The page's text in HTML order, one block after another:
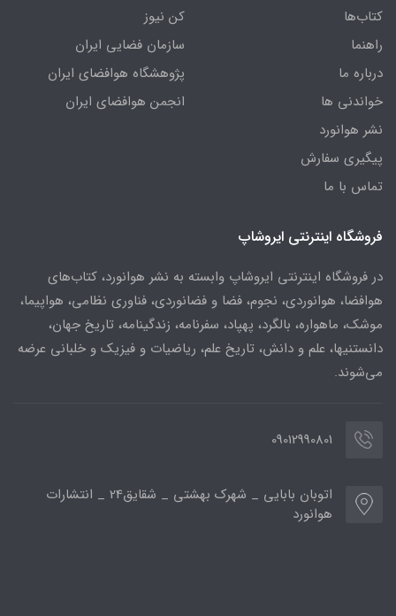
کتاب‌ها
راهنما
درباره ما
خواندنی ها
نشر هوانورد
پیگیری سفارش
تماس با ما
کن نیوز
سازمان فضایی ایران
پژوهشگاه هوافضای ایران
انجمن هوافضای ایران
فروشگاه اینترنتی ایروشاپ
در فروشگاه اینترنتی ایروشاپ وابسته به نشر هوانورد، کتاب‌های
هوافضا، هوانوردی، نجوم، فضا و فضانوردی، فناوری نظامی، هواپیما،
موشک، ماهواره، بالگرد، پهپاد، سفرنامه، زندگینامه، تاریخ جهان،
دانستنیها، علم و دانش، تاریخ علم، ریاضیات و فیزیک و خلبانی عرضه
می‌شوند.
09012990801
اتوبان بابایی _ شهرک بهشتی _ شقایق24 _ انتشارات
هوانورد